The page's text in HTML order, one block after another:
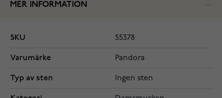
MER INFORMATION
SKU 55378
Varumärke Pandora
Typ av sten Ingen sten